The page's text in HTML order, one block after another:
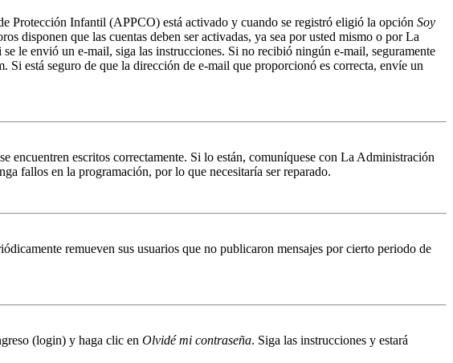
Protección Infantil (APPCO) está activado y cuando se registró eligió la opción Soy
disponen que las cuentas deben ser activadas, ya sea por usted mismo o por La
le envió un e-mail, siga las instrucciones. Si no recibió ningún e-mail, seguramente
está seguro de que la dirección de e-mail que proporcionó es correcta, envíe un
encuentren escritos correctamente. Si lo están, comuníquese con La Administración
fallos en la programación, por lo que necesitaría ser reparado.
remueven sus usuarios que no publicaron mensajes por cierto periodo de
(login) y haga clic en Olvidé mi contraseña. Siga las instrucciones y estará